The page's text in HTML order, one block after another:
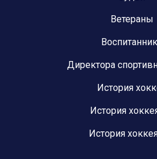
Ветераны
Директора
История
История
История